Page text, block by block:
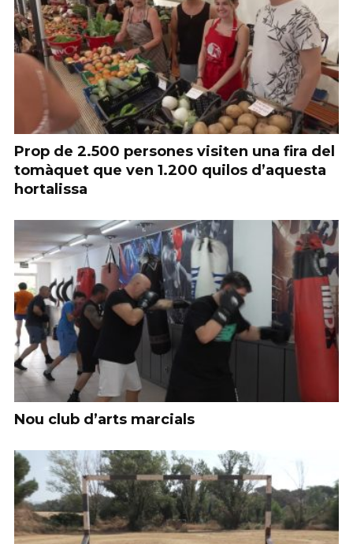
Prop de 2.500 persones visiten una fira del
tomàquet que ven 1.200 quilos d’aquesta
hortalissa
Nou club d’arts marcials